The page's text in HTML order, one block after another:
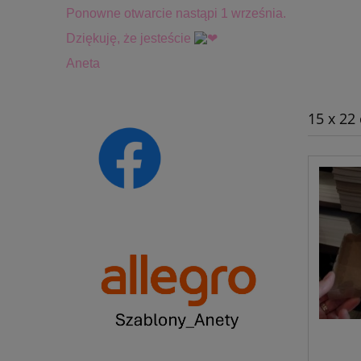
Ponowne otwarcie nastąpi 1 września.
Dziękuję, że jesteście
Aneta
15 x 22